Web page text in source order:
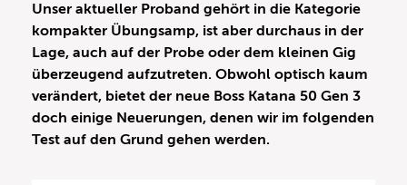
Unser aktueller Proband gehört in die Kategorie
kompakter Übungsamp, ist aber durchaus in der
Lage, auch auf der Probe oder dem kleinen Gig
überzeugend aufzutreten. Obwohl optisch kaum
verändert, bietet der neue Boss Katana 50 Gen 3
doch einige Neuerungen, denen wir im folgenden
Test auf den Grund gehen werden.